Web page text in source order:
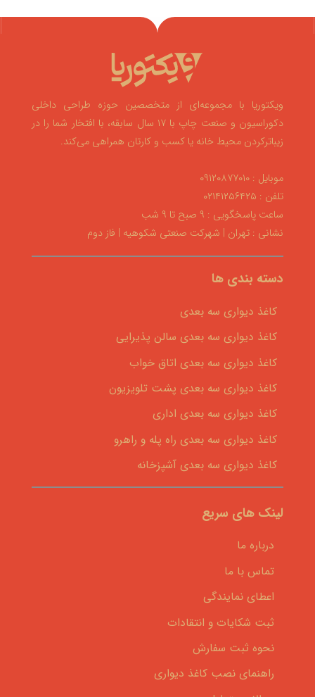
ویکتوریا با مجموعه‌ای از متخصصین حوزه طراحی داخلی
دکوراسیون و صنعت چاپ با ۱۷ سال سابقه، با افتخار شما را در
زیباترکردن محیط خانه یا کسب و کارتان همراهی می‌کند.
موبایل : ۰۹۱۲۰۸۷۷۰۱۰
تلفن : ۰۲۱۴۱۲۵۶۴۲۵
ساعت پاسخگویی : ۹ صبح تا ۹ شب
نشانی : تهران | شهرکت صنعتی شکوهیه | فاز دوم
دسته بندی ها
کاغذ دیواری سه بعدی
کاغذ دیواری سه بعدی سالن پذیرایی
کاغذ دیواری سه بعدی اتاق خواب
کاغذ دیواری سه بعدی پشت تلویزیون
کاغذ دیواری سه بعدی اداری
کاغذ دیواری سه بعدی راه پله و راهرو
کاغذ دیواری سه بعدی آشپزخانه
لینک های سریع
درباره ما
تماس با ما
اعطای نمایندگی
ثبت شکایات و انتقادات
نحوه ثبت سفارش
راهنمای نصب کاغذ دیواری